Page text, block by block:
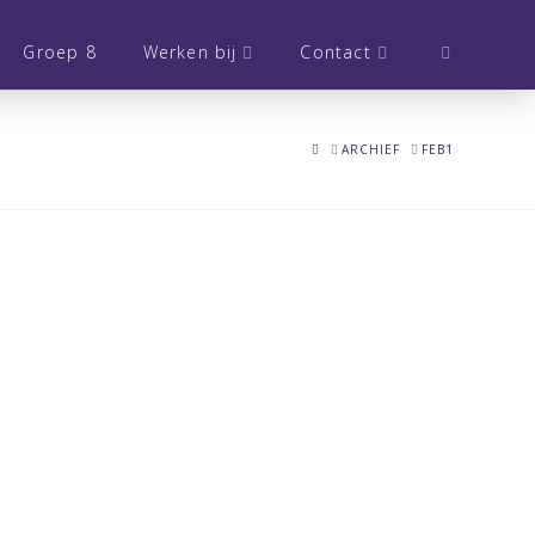
Groep 8 Werken bij Contact
HOME
ARCHIEF FEB1